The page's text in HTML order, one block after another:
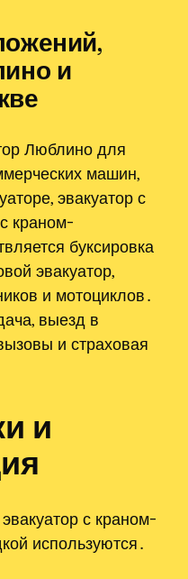
и
Люблино для
машин,
эвакуатор с
краном-
буксировка
эвакуатор,
и мотоциклов․
выезд в
и страховая
и
с краном-
используются․